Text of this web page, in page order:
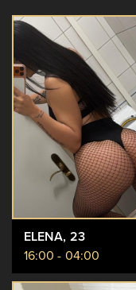
ELENA, 23
16:00 - 04:00